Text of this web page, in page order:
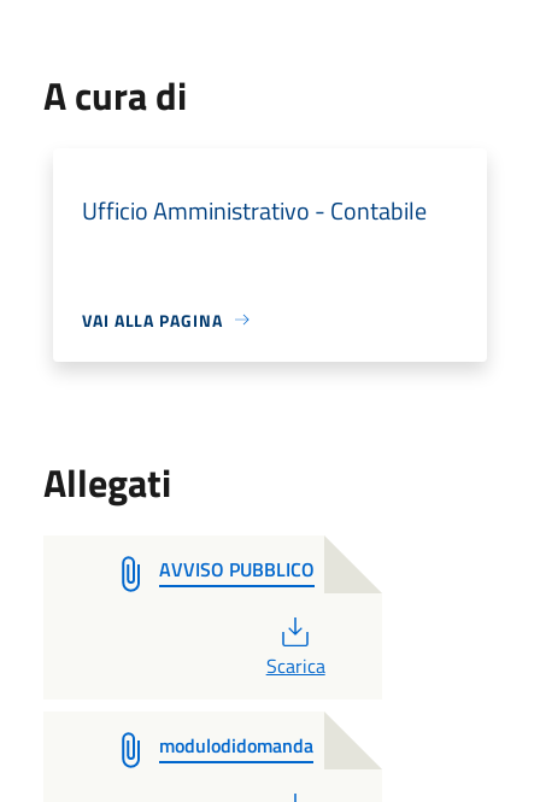
A cura di
Ufficio Amministrativo - Contabile
VAI ALLA PAGINA
Allegati
AVVISO PUBBLICO
Scarica
modulodidomanda